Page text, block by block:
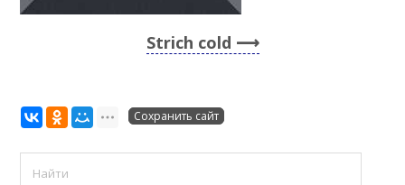
Strich cold
Сохранить сайт